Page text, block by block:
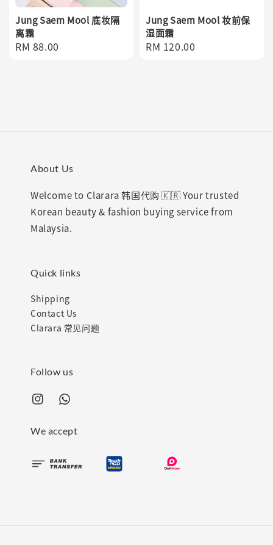
Jung Saem Mool 底妆隔
离霜
Regular
RM 88.00
Jung Saem Mool 妆前保
湿面霜
Regular
RM 120.00
About Us
Welcome to Clarara 韩国代购 🇰🇷 Your trusted
Korean beauty & fashion buying service from
Malaysia.
Quick links
Shipping
Contact Us
Clarara 常见问题
Follow us
We accept